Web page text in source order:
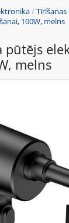
/
100W, melns
pūtējs
melns